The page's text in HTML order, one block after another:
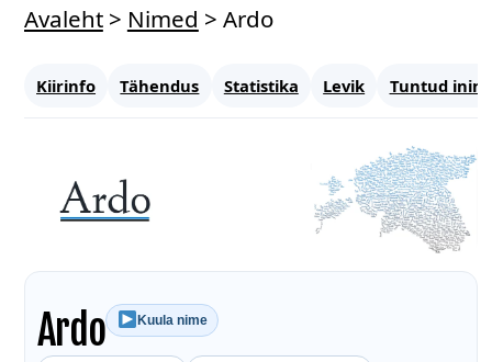
Avaleht> Nimed > Ardo
Kiirinfo Tähendus Statistika Levik Tuntud
Ardo Kuula nime